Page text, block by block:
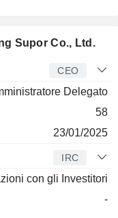
Supor Co., Ltd.
CEO
Delegato
58
23/01/2025
IRC
con gli Investitori
-